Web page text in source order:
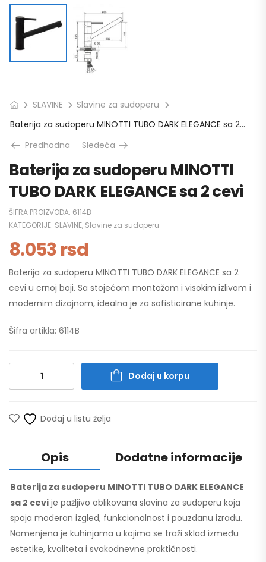
SLAVINE
Slavine za sudoperu
Baterija za sudoperu MINOTTI TUBO DARK ELEGANCE sa 2 cevi
Predhodna
Sledeća
Baterija za sudoperu MINOTTI
TUBO DARK ELEGANCE sa 2 cevi
ŠIFRA PROIZVODA: 6114B
KATEGORIJE: SLAVINE, Slavine za sudoperu
8.053rsd
Baterija za sudoperu MINOTTI TUBO DARK ELEGANCE sa 2
cevi u crnoj boji. Sa stojećom montažom i visokim izlivom i
modernim dizajnom, idealna je za sofisticirane kuhinje.
Šifra artikla: 6114B
Dodaj u korpu
Dodaj u listu želja
Opis Dodatne informacije
Baterija za sudoperu MINOTTI TUBO DARK ELEGANCE
sa 2 cevi je pažljivo oblikovana slavina za sudoperu koja
spaja moderan izgled, funkcionalnost i pouzdanu izradu.
Namenjena je kuhinjama u kojima se traži sklad između
estetike, kvaliteta i svakodnevne praktičnosti.